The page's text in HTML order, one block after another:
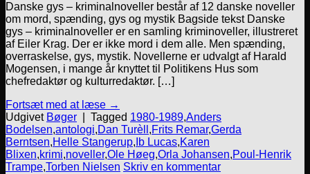
Danske gys – kriminalnoveller består af 12 danske noveller
om mord, spænding, gys og mystik Bagside tekst Danske
gys – kriminalnoveller er en samling kriminoveller, illustreret
af Eiler Krag. Der er ikke mord i dem alle. Men spænding,
overraskelse, gys, mystik. Novellerne er udvalgt af Harald
Mogensen, i mange år knyttet til Politikens Hus som
chefredaktør og kulturredaktør. […]
Fortsæt med at læse →
Udgivet Bøger Tagged 1980-1989,Anders
Bodelsen,antologi,Dan Turèll ,Frits Remar,Gerda
Berntsen,Helle Stangerup, Ib Lucas,Karen
Blixen,krimi,noveller,Ole Høeg,Orla Johansen,Poul-Henrik
Trampe,Torben Nielsen Skriv en kommentar